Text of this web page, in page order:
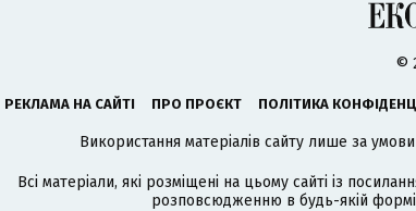
©
РЕКЛАМА НА САЙТІ ПРО ПРОЄКТ ПОЛІТИКА
Використання матеріалів сайту лише за
Всі матеріали, які розміщені на цьому сайті із
розповсюдженню в будь-якій